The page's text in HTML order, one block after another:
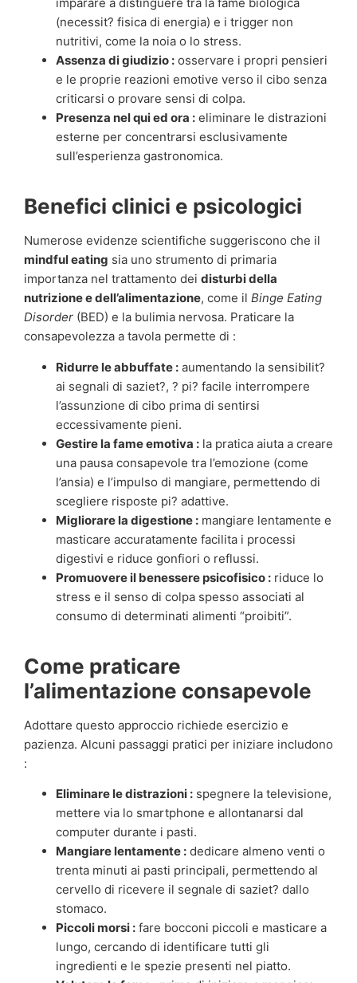
(necessit? fisica di energia) e i trigger non
nutritivi, come la noia o lo stress.
Assenza di giudizio : osservare i propri pensieri
e le proprie reazioni emotive verso il cibo senza
criticarsi o provare sensi di colpa.
Presenza nel qui ed ora : eliminare le distrazioni
esterne per concentrarsi esclusivamente
sull’esperienza gastronomica.
Benefici clinici e psicologici
Numerose evidenze scientifiche suggeriscono che il
mindful eating sia uno strumento di primaria
importanza nel trattamento dei disturbi della
nutrizione e dell’alimentazione, come il Binge Eating
Disorder (BED) e la bulimia nervosa. Praticare la
consapevolezza a tavola permette di :
Ridurre le abbuffate : aumentando la sensibilit?
ai segnali di saziet?, ? pi? facile interrompere
l’assunzione di cibo prima di sentirsi
eccessivamente pieni.
Gestire la fame emotiva : la pratica aiuta a creare
una pausa consapevole tra l’emozione (come
l’ansia) e l’impulso di mangiare, permettendo di
scegliere risposte pi? adattive.
Migliorare la digestione : mangiare lentamente e
masticare accuratamente facilita i processi
digestivi e riduce gonfiori o reflussi.
Promuovere il benessere psicofisico : riduce lo
stress e il senso di colpa spesso associati al
consumo di determinati alimenti “proibiti”.
Come praticare
l’alimentazione consapevole
Adottare questo approccio richiede esercizio e
pazienza. Alcuni passaggi pratici per iniziare includono
:
Eliminare le distrazioni : spegnere la televisione,
mettere via lo smartphone e allontanarsi dal
computer durante i pasti.
Mangiare lentamente : dedicare almeno venti o
trenta minuti ai pasti principali, permettendo al
cervello di ricevere il segnale di saziet? dallo
stomaco.
Piccoli morsi : fare bocconi piccoli e masticare a
lungo, cercando di identificare tutti gli
ingredienti e le spezie presenti nel piatto.